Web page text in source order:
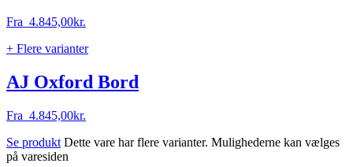
Fra 4.845,00kr.
+ Flere varianter
AJ Oxford Bord
Fra 4.845,00kr.
Se produkt Dette vare har flere varianter. Mulighederne kan vælges
på varesiden